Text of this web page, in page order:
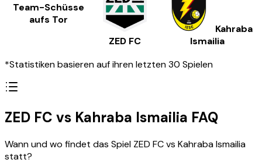
Team-Schüsse
aufs Tor
ZED FC
Kahraba
Ismailia
*Statistiken basieren auf ihren letzten 30 Spielen
ZED FC vs Kahraba Ismailia FAQ
Wann und wo findet das Spiel ZED FC vs Kahraba Ismailia
statt?